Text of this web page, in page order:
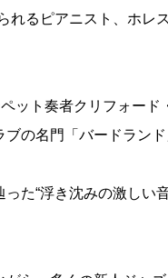
れるピアニスト、ホレ
ット奏者クリフォー
の名門「バードラン
た“浮き沈みの激しい